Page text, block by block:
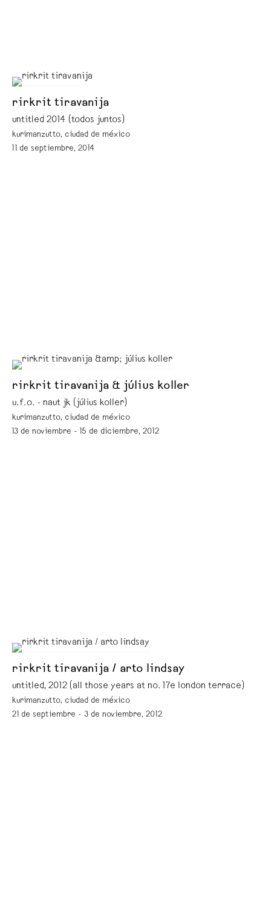
rirkrit tiravanija
untitled 2014 (todos juntos)
kurimanzutto, ciudad de méxico
11 de septiembre, 2014
rirkrit tiravanija & július koller
u.f.o. - naut jk (július koller)
kurimanzutto, ciudad de méxico
13 de noviembre - 15 de diciembre, 2012
rirkrit tiravanija / arto lindsay
untitled, 2012 (all those years at no. 17e london terrace)
kurimanzutto, ciudad de méxico
21 de septiembre - 3 de noviembre, 2012